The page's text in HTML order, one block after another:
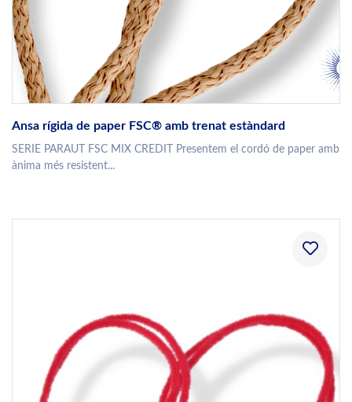
Ansa rígida de paper FSC® amb trenat estàndard
SERIE PARAUT FSC MIX CREDIT Presentem el cordó de paper amb
ànima més resistent...